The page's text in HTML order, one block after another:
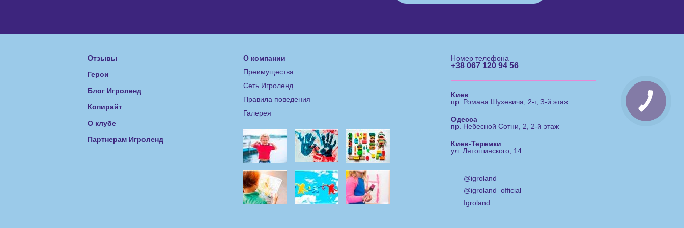
Отзывы
Герои
Блог Игроленд
Копирайт
О клубе
Партнерам Игроленд
О компании
Преимущества
Сеть Игроленд
Правила поведения
Галерея
Номер телефона
+38 067 120 94 56
Киев
пр. Романа Шухевича, 2-т, 3-й этаж
Одесса
пр. Небесной Сотни, 2, 2-й этаж
Киев-Теремки
ул. Лятошинского, 14
@igroland
@igroland_official
Igroland